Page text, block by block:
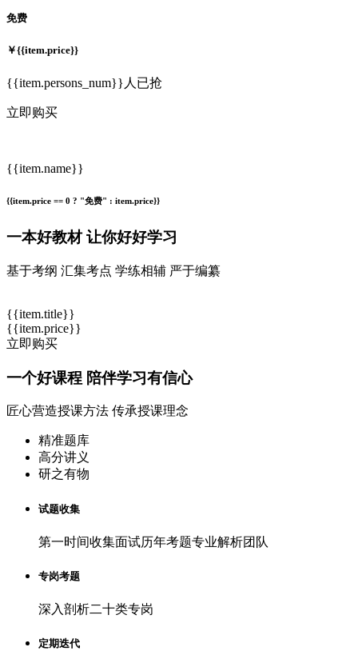
免费
￥{{item.price}}
{{item.persons_num}}人已抢
立即购买
{{item.name}}
{{item.price == 0 ? "免费" : item.price}}
一本好教材让你好好学习
基于考纲 汇集考点 学练相辅 严于编纂
{{item.title}}
{{item.price}}
立即购买
一个好课程 陪伴学习有信心
匠心营造授课方法 传承授课理念
精准题库
高分讲义
研之有物
试题收集
第一时间收集面试历年考题专业解析团队
专岗考题
深入剖析二十类专岗
定期迭代